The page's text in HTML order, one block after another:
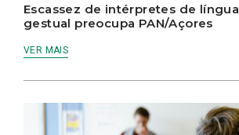
Escassez de intérpretes de língua
gestual preocupa PAN/Açores
VER MAIS